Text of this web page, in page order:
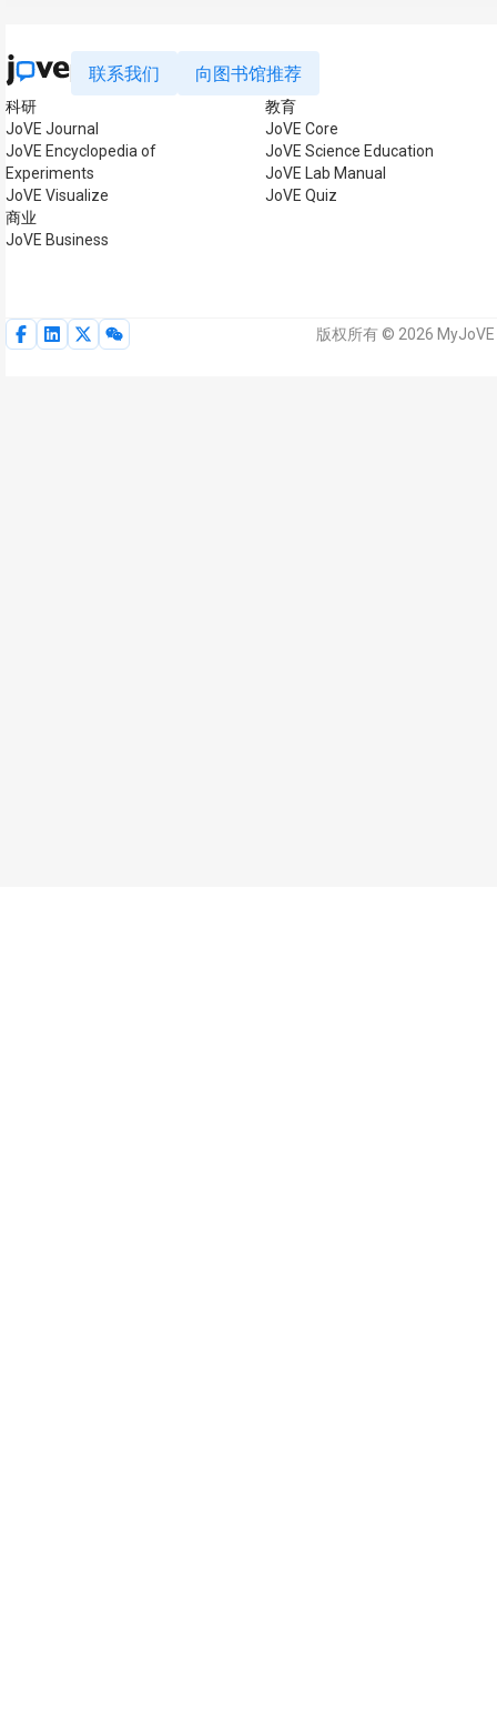
联系我们 向图书馆推荐
科研
JoVE Journal
JoVE Encyclopedia of
Experiments
JoVE Visualize
商业
JoVE Business
教育
JoVE Core
JoVE Science Education
JoVE Lab Manual
JoVE Quiz
版权所有 © 2026